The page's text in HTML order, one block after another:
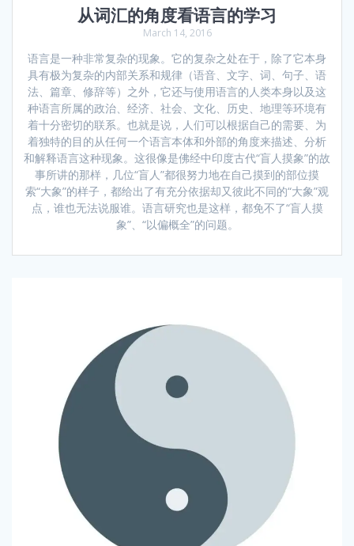
从词汇的角度看语言的学习
March 14, 2016
语言是一种非常复杂的现象。它的复杂之处在于，除了它本身
具有极为复杂的内部关系和规律（语音、文字、词、句子、语
法、篇章、修辞等）之外，它还与使用语言的人类本身以及这
种语言所属的政治、经济、社会、文化、历史、地理等环境有
着十分密切的联系。也就是说，人们可以根据自己的需要、为
着独特的目的从任何一个语言本体和外部的角度来描述、分析
和解释语言这种现象。这很像是佛经中印度古代“盲人摸象”的故
事所讲的那样，几位“盲人”都很努力地在自己摸到的部位摸
索“大象”的样子，都给出了有充分依据却又彼此不同的“大象”观
点，谁也无法说服谁。语言研究也是这样，都免不了“盲人摸
象”、“以偏概全”的问题。